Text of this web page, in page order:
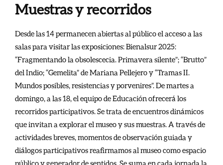
Muestras y recorridos
Desde las 14 permanecen abiertas al público el acceso a las
salas para visitar las exposiciones: Bienalsur 2025:
“Fragmentando la obsolescecia. Primavera silente”; “Brutto”
del Indio; “Gemelita” de Mariana Pellejero y “Tramas II.
Mundos posibles, resistencias y porvenires”. De martes a
domingo, a las 18, el equipo de Educación ofrecerá los
recorridos participativos. Se trata de encuentros dinámicos
que invitan a explorar el museo y sus muestras. A través de
actividades breves, momentos de observación guiada y
diálogos participativos reafirmamos al museo como espacio
público y generador de sentidos. Se suma en cada jornada la